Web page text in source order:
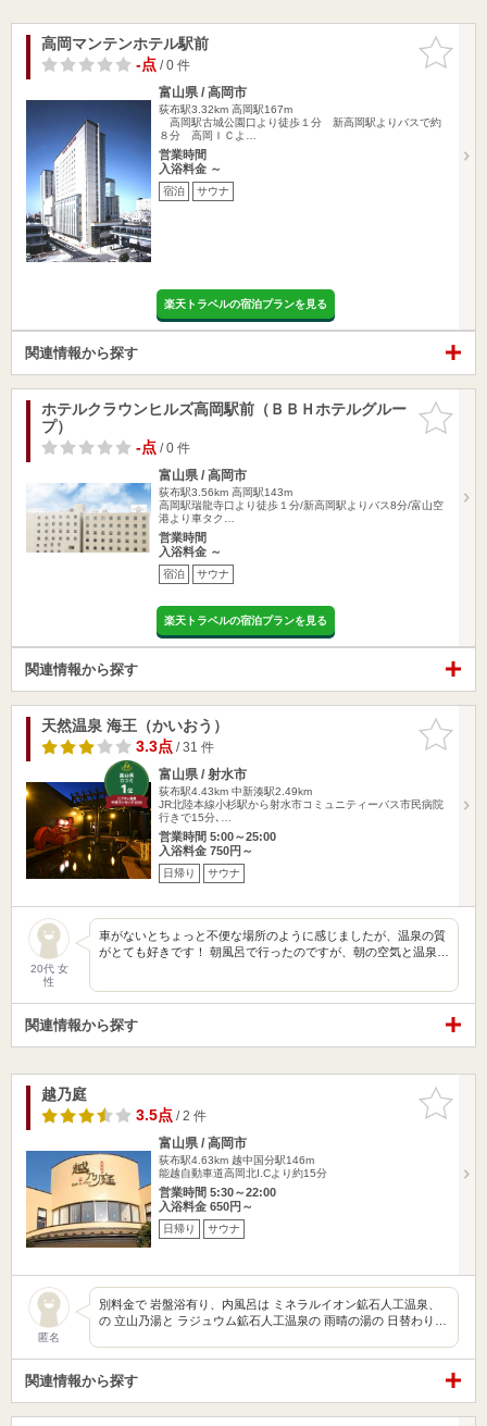
お気に入
りに追加
高岡マンテンホテル駅前
-点/ 0 件
富山県 / 高岡市
荻布駅3.32km 高岡駅167m
高岡駅古城公園口より徒歩１分 新高岡駅よりバスで約
８分 高岡ＩＣよ…
営業時間
入浴料金 ～
宿泊 サウナ
楽天トラベルの宿泊プランを見る
関連情報から探す
お気に入
りに追加
ホテルクラウンヒルズ高岡駅前（ＢＢＨホテルグルー
プ）
-点/ 0 件
富山県 / 高岡市
荻布駅3.56km 高岡駅143m
高岡駅瑞龍寺口より徒歩１分/新高岡駅よりバス8分/富山空
港より車タク…
営業時間
入浴料金 ～
宿泊 サウナ
楽天トラベルの宿泊プランを見る
関連情報から探す
お気に入
りに追加
天然温泉 海王（かいおう）
3.3点/ 31 件
富山県 / 射水市
荻布駅4.43km 中新湊駅2.49km
JR北陸本線小杉駅から射水市コミュニティーバス市民病院
行きで15分､…
営業時間 5:00～25:00
入浴料金 750円～
日帰り サウナ
20代 女
性
車がないとちょっと不便な場所のように感じましたが、温泉の質
がとても好きです！ 朝風呂で行ったのですが、朝の空気と温泉…
関連情報から探す
お気に入
りに追加
越乃庭
3.5点/ 2 件
富山県 / 高岡市
荻布駅4.63km 越中国分駅146m
能越自動車道高岡北I.Cより約15分
営業時間 5:30～22:00
入浴料金 650円～
日帰り サウナ
匿名
別料金で 岩盤浴有り、内風呂は ミネラルイオン鉱石人工温泉、
の 立山乃湯と ラジュウム鉱石人工温泉の 雨晴の湯の 日替わり…
関連情報から探す